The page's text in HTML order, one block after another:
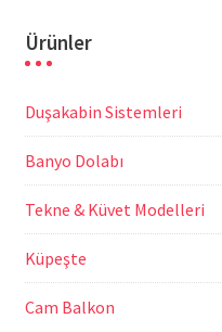
Ürünler
Duşakabin Sistemleri
Banyo Dolabı
Tekne & Küvet Modelleri
Küpeşte
Cam Balkon